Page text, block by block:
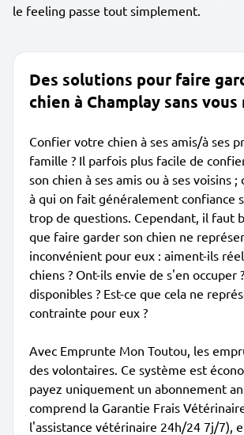
le feeling passe tout simplement.
Des solutions pour faire
chien à Champlay sans
Confier votre chien à ses amis/à ses
famille ? Il parfois plus facile de
son chien à ses amis ou à ses voisins ;
à qui on fait généralement confiance
trop de questions. Cependant, il faut
que faire garder son chien ne
inconvénient pour eux : aiment-ils
chiens ? Ont-ils envie de s'en occuper
disponibles ? Est-ce que cela ne
contrainte pour eux ?
Avec Emprunte Mon Toutou, les
des volontaires. Ce système est
payez uniquement un abonnement
comprend la Garantie Frais
l'assistance vétérinaire 24h/24 7j/7),